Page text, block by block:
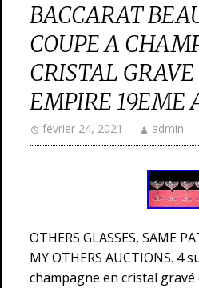
BACCARAT
COUPE A
CRISTAL
EMPIRE 19EME
février 24, 2021 admin
OTHERS GLASSES, SAME
MY OTHERS AUCTIONS. 4
champagne en cristal